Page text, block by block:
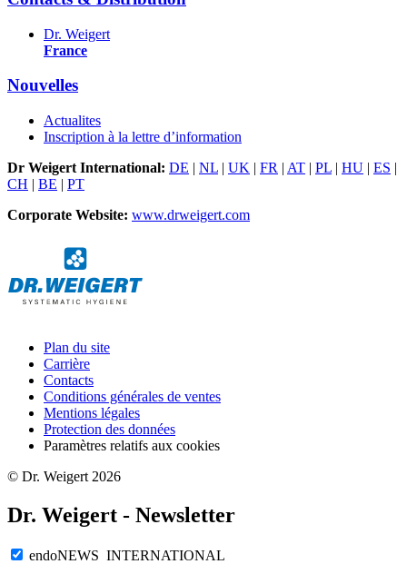
Dr. Weigert
France
Nouvelles
Actualites
Inscription à la lettre d’information
Dr Weigert International: DE | NL | UK | FR | AT | PL | HU | ES |
CH | BE | PT
Corporate Website: www.drweigert.com
Plan du site
Carrière
Contacts
Conditions générales de ventes
Mentions légales
Protection des données
Paramètres relatifs aux cookies
© Dr. Weigert 2026
Dr. Weigert - Newsletter
endoNEWS INTERNATIONAL